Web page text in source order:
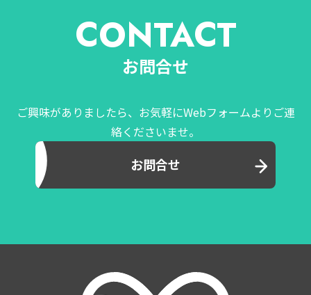
CONTACT
お問合せ
ご興味がありましたら、お気軽にWebフォームよりご連
絡くださいませ。
お問合せ